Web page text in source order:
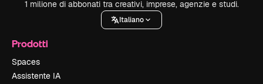
1 milione di abbonati tra creativi, imprese, agenzie e studi.
Italiano
Prodotti
Spaces
Assistente IA